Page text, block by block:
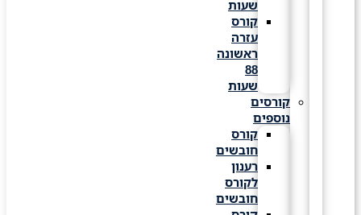
שעות
קורס
עזרה
ראשונה
שעות
קורסים
נוספים
קורס
חובשים
רענון
לקורס
חובשים